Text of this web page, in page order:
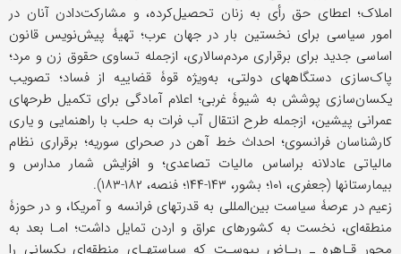
املاک؛ اعطای حق رأی به زنان تحصیل‌کرده، و مشارکت‌دادن آنان در
امور سیاسی برای نخستین بار در جهان عرب؛ تهیۀ پیش‌نویس قانون
اساسی جدید برای برقراری مردم‌سالاری، ازجمله تساوی حقوق زن و مرد؛
پاک‌سازی دستگاههای دولتی، به‌ویژه قوۀ قضاییه از فساد؛ تصویب
یکسان‌سازی پوشش به شیوۀ غربی؛ اعلام آمادگی برای تکمیل طرحهای
عمرانی پیشین، ازجمله طرح انتقال آب فرات به حلب با راهنمایی و یاری
کارشناسان فرانسوی؛ احداث خط آهن در صحرای سوریه؛ برقراری نظام
مالیاتی عادلانه براساس مالیات تصاعدی؛ و افزایش شمار مدارس و
بیمارستانها (جعفری، ۱۰۱؛ بشور، ۱۴۳-۱۴۴؛ فنصه، ۱۸۲-۱۸۳).
زعیم در عرصۀ سیاست بین‌المللی به قدرتهای فرانسه و آمریکا، و در حوزۀ
منطقه‌ای، نخست به کشورهای عراق و اردن تمایل داشت؛ امـا بعد به
محور قـاهره ـ ریـاض پیوسـت که سیاستهـای منطقه‌ای یکسانی را